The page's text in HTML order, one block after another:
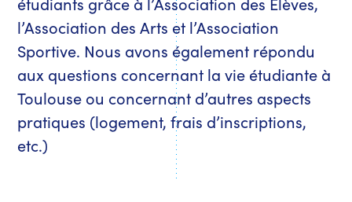
l’Association des Arts et l’Association
Sportive. Nous avons également répondu
aux questions concernant la vie étudiante à
Toulouse ou concernant d’autres aspects
pratiques (logement, frais d’inscriptions,
etc.)